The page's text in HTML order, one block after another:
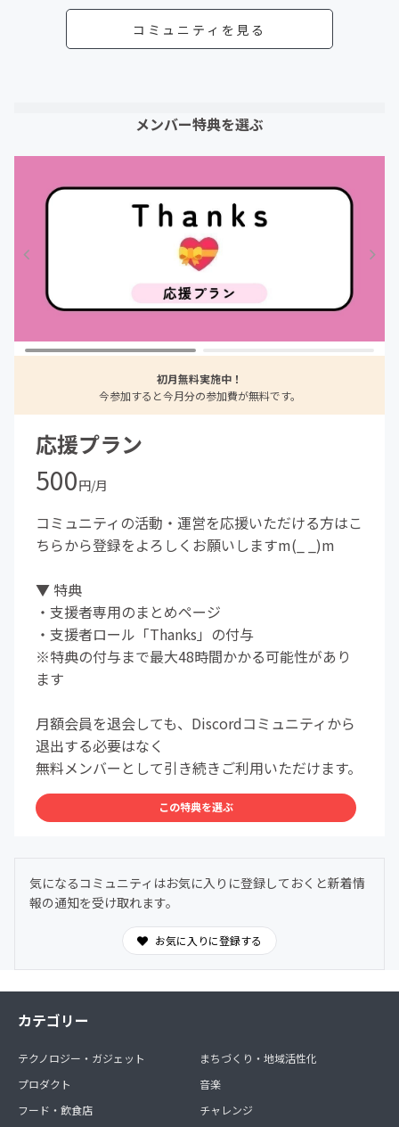
コミュニティを見る
メンバー特典を選ぶ
初月無料実施中！
今参加すると今月分の参加費が無料です。
応援プラン
500円/月
コミュニティの活動・運営を応援いただける方はこ
ちらから登録をよろしくお願いしますm(_ _)m
▼ 特典
・支援者専用のまとめページ
・支援者ロール「Thanks」の付与
※特典の付与まで最大48時間かかる可能性があり
ます
月額会員を退会しても、Discordコミュニティから
退出する必要はなく
無料メンバーとして引き続きご利用いただけます。
この特典を選ぶ
気になるコミュニティはお気に入りに登録しておくと新着情
報の通知を受け取れます。
お気に入りに登録する
カテゴリー
テクノロジー・ガジェット
プロダクト
フード・飲食店
まちづくり・地域活性化
音楽
チャレンジ